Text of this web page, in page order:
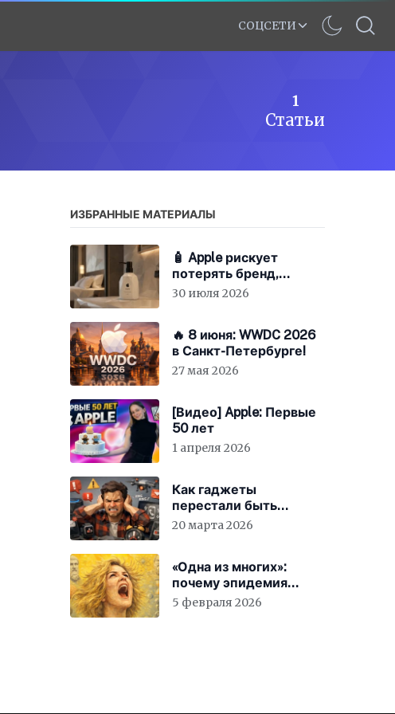
СОЦСЕТИ
1
Статьи
ИЗБРАННЫЕ МАТЕРИАЛЫ
🧴 Apple рискует
потерять бренд,
экономя на «мыле»
30 июля 2026
🔥 8 июня: WWDC 2026
в Санкт-Петербурге!
27 мая 2026
[Видео] Apple: Первые
50 лет
1 апреля 2026
Как гаджеты
перестали быть
просто устройствами и
20 марта 2026
«Одна из многих»:
почему эпидемия
счастья страшнее
5 февраля 2026